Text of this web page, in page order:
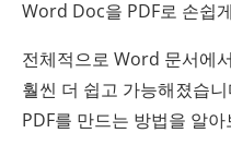
Word Doc을 PDF로 손쉽
전체적으로 Word 문서에
훨씬 더 쉽고 가능해졌습
PDF를 만드는 방법을 알